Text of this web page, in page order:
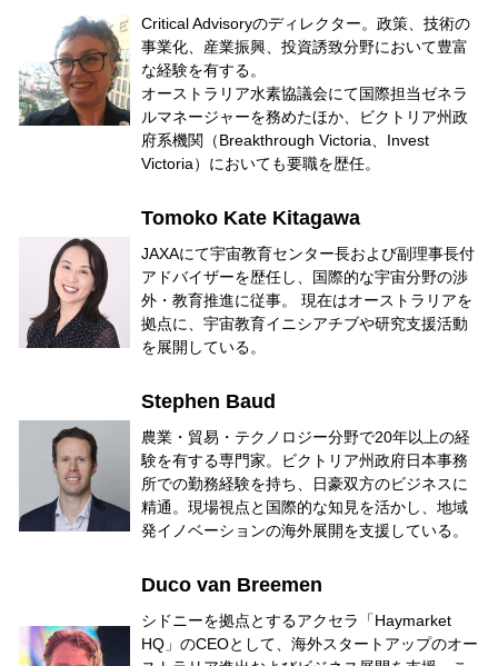
Critical Advisoryのディレクター。政策、技術の
事業化、産業振興、投資誘致分野において豊富
な経験を有する。
オーストラリア水素協議会にて国際担当ゼネラ
ルマネージャーを務めたほか、ビクトリア州政
府系機関（Breakthrough Victoria、Invest
Victoria）においても要職を歴任。
Tomoko Kate Kitagawa
JAXAにて宇宙教育センター長および副理事長付
アドバイザーを歴任し、国際的な宇宙分野の渉
外・教育推進に従事。 現在はオーストラリアを
拠点に、宇宙教育イニシアチブや研究支援活動
を展開している。
Stephen Baud
農業・貿易・テクノロジー分野で20年以上の経
験を有する専門家。ビクトリア州政府日本事務
所での勤務経験を持ち、日豪双方のビジネスに
精通。現場視点と国際的な知見を活かし、地域
発イノベーションの海外展開を支援している。
Duco van Breemen
シドニーを拠点とするアクセラ「Haymarket
HQ」のCEOとして、海外スタートアップのオー